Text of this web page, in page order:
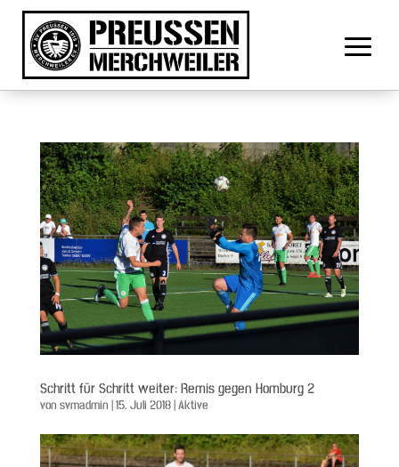
Schritt für Schritt weiter: Remis gegen Homburg 2
von svmadmin |15. Juli 2018|Aktive